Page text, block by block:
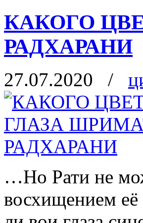
КАКОГО
РАДХАРАНИ
27.07.2020 /
…Но Рати не
восхищением